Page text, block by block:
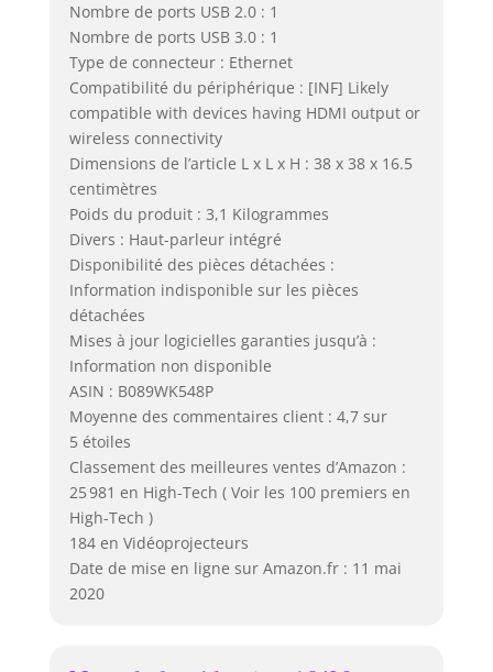
Nombre de ports USB 2.0 : 1
Nombre de ports USB 3.0 : 1
Type de connecteur : Ethernet
Compatibilité du périphérique : [INF] Likely
compatible with devices having HDMI output or
wireless connectivity
Dimensions de l’article L x L x H : 38 x 38 x 16.5
centimètres
Poids du produit : 3,1 Kilogrammes
Divers : Haut-parleur intégré
Disponibilité des pièces détachées :
Information indisponible sur les pièces
détachées
Mises à jour logicielles garanties jusqu’à :
Information non disponible
ASIN : B089WK548P
Moyenne des commentaires client : 4,7 sur
5 étoiles
Classement des meilleures ventes d’Amazon :
25 981 en High-Tech ( Voir les 100 premiers en
High-Tech )
184 en Vidéoprojecteurs
Date de mise en ligne sur Amazon.fr : 11 mai
2020